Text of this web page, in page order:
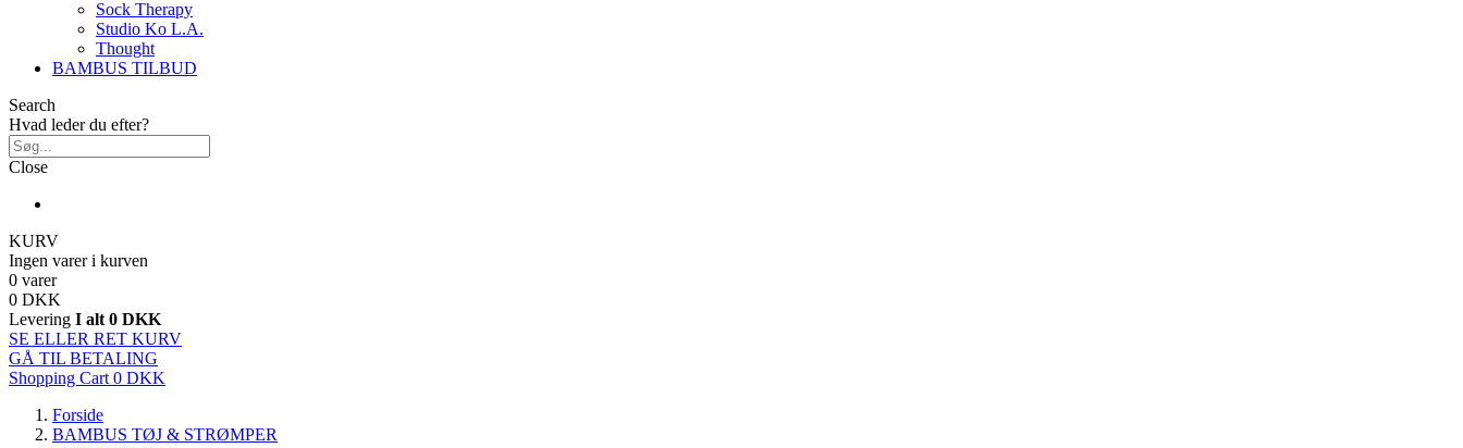
Sock Therapy
Studio Ko L.A.
Thought
BAMBUS TILBUD
Search
Hvad leder du efter?
Close
KURV
Ingen varer i kurven
0 varer
0 DKK
Levering I alt 0 DKK
SE ELLER RET KURV
GÅ TIL BETALING
Shopping Cart 0 DKK
Forside
BAMBUS TØJ & STRØMPER